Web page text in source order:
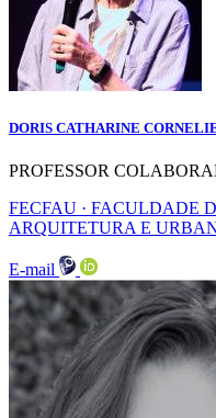
DORIS CATHARINE
PROFESSOR
FECFAU · FACULDADE
ARQUITETURA E
E-mail